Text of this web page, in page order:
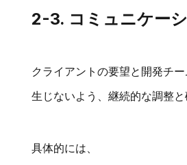
2-3. コミュニケー
クライアントの要望と開発チ
生じないよう、継続的な調整と
具体的には、